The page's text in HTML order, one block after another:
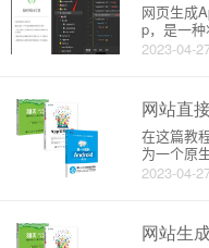
2023-04-
网页生成
p，是一
用程序（
或者平
网站直
2023-04-
在这篇教
为一个原
篇文章适
以及企
用量已经
网站生